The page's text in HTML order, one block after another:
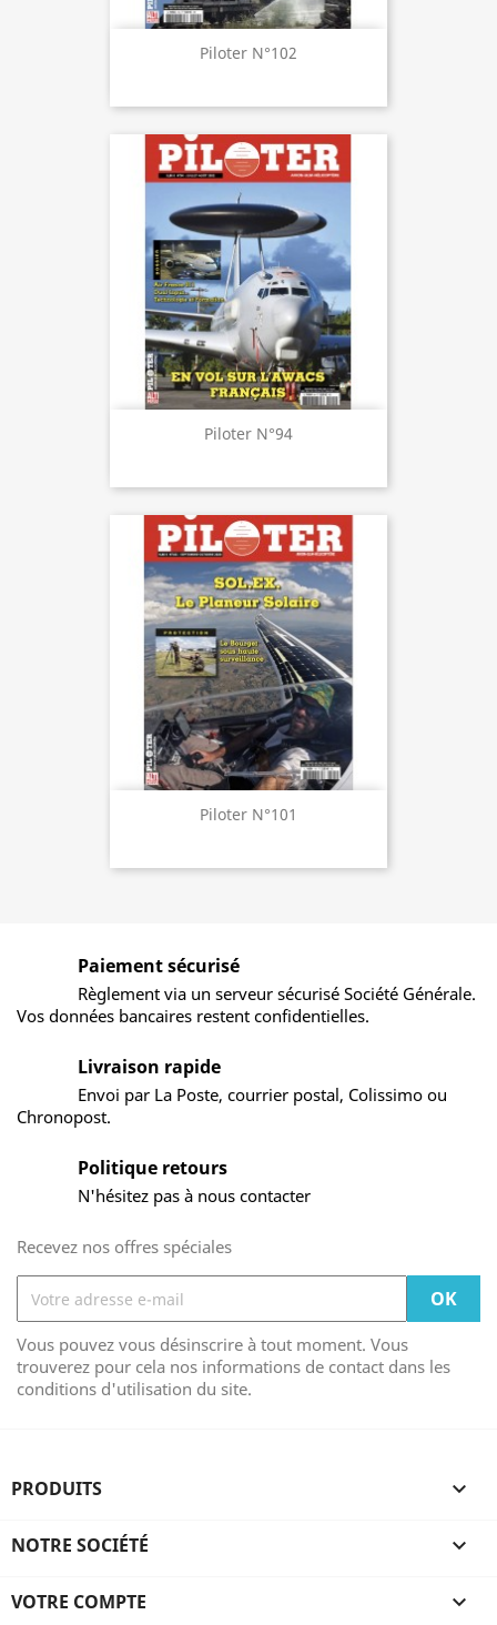
Piloter N°102
Piloter N°94
Piloter N°101
Paiement sécurisé
Règlement via un serveur sécurisé Société Générale.
Vos données bancaires restent confidentielles.
Livraison rapide
Envoi par La Poste, courrier postal, Colissimo ou
Chronopost.
Politique retours
N'hésitez pas à nous contacter
Recevez nos offres spéciales
Vous pouvez vous désinscrire à tout moment. Vous
trouverez pour cela nos informations de contact dans les
conditions d'utilisation du site.
PRODUITS 
NOTRE SOCIÉTÉ 
VOTRE COMPTE 